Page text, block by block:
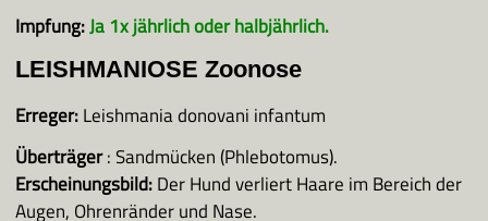
Impfung:Ja 1x jährlich oder halbjährlich.
LEISHMANIOSE Zoonose
Erreger:Leishmania donovani infantum
Überträger: Sandmücken (Phlebotomus).
Erscheinungsbild:Der Hund verliert Haare im Bereich der
Augen, Ohrenränder und Nase.